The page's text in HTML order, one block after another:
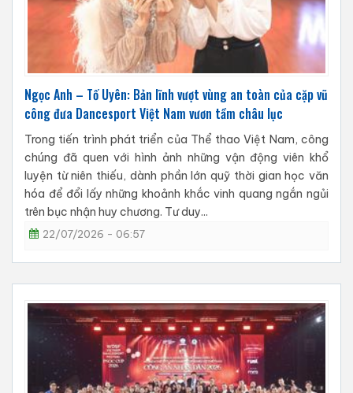
Ngọc Anh – Tố Uyên: Bản lĩnh vượt vùng an toàn của cặp vũ
công đưa Dancesport Việt Nam vươn tầm châu lục
Trong tiến trình phát triển của Thể thao Việt Nam, công
chúng đã quen với hình ảnh những vận động viên khổ
luyện từ niên thiếu, dành phần lớn quỹ thời gian học văn
hóa để đổi lấy những khoảnh khắc vinh quang ngắn ngủi
trên bục nhận huy chương. Tư duy...
22/07/2026 - 06:57